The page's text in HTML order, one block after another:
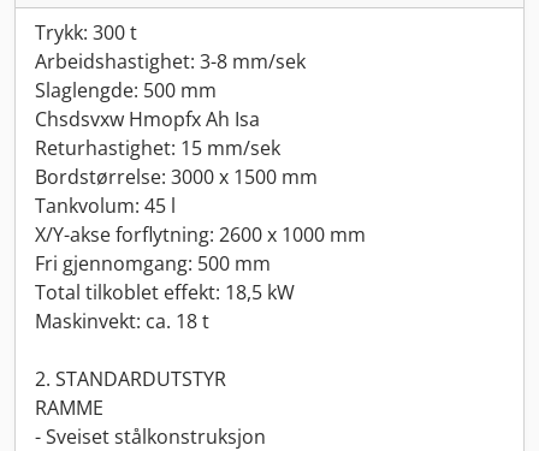
Trykk: 300 t
Arbeidshastighet: 3-8 mm/sek
Slaglengde: 500 mm
Chsdsvxw Hmopfx Ah Isa
Returhastighet: 15 mm/sek
Bordstørrelse: 3000 x 1500 mm
Tankvolum: 45 l
X/Y-akse forflytning: 2600 x 1000 mm
Fri gjennomgang: 500 mm
Total tilkoblet effekt: 18,5 kW
Maskinvekt: ca. 18 t
2. STANDARDUTSTYR
RAMME
- Sveiset stålkonstruksjon